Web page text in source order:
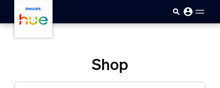
Shop